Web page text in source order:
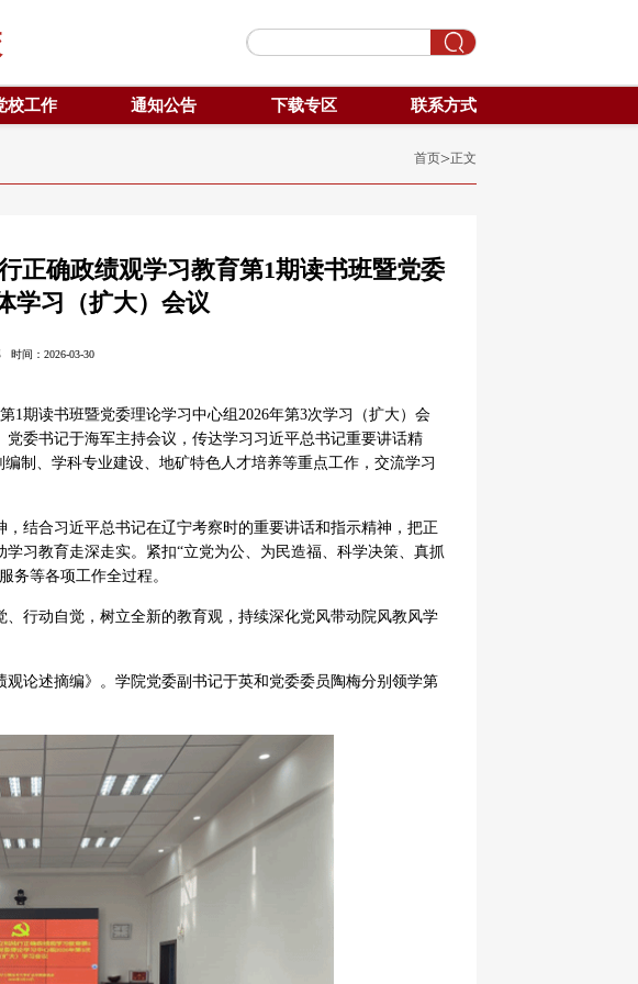
校工作 通知公告 下载专区 联系方式
首页>正文
正确政绩观学习教育第1期读书班暨党委
学习（扩大）会议
时间：2026-03-30
1期读书班暨党委理论学习中心组2026年第3次学习（扩大）会
委书记于海军主持会议，传达学习习近平总书记重要讲话精
制、学科专业建设、地矿特色人才培养等重点工作，交流学习
结合习近平总书记在辽宁考察时的重要讲话和指示精神，把正
习教育走深走实。紧扣“立党为公、为民造福、科学决策、真抓
务等各项工作全过程。
行动自觉，树立全新的教育观，持续深化党风带动院风教风学
论述摘编》。学院党委副书记于英和党委委员陶梅分别领学第